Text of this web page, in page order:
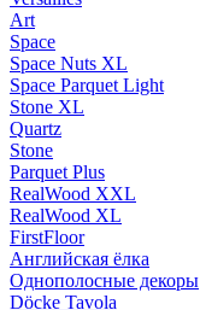
Art
Space
Space Nuts XL
Space Parquet Light
Stone XL
Quartz
Stone
Parquet Plus
RealWood XXL
RealWood XL
FirstFloor
Английская ёлка
Однополосные декоры
Döcke Tavola